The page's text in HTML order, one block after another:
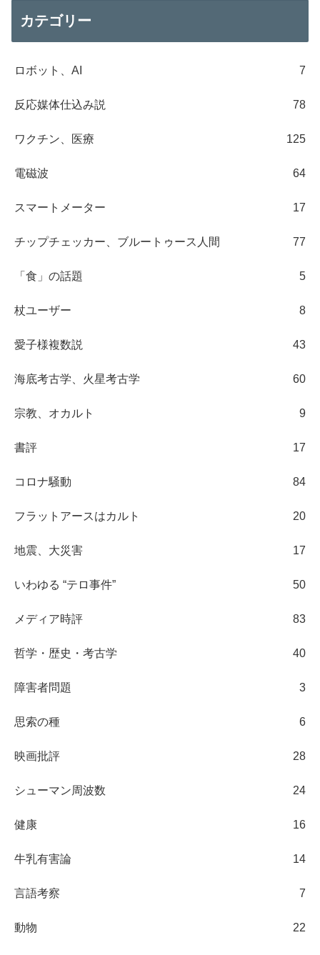
カテゴリー
ロボット、AI 7
反応媒体仕込み説 78
ワクチン、医療 125
電磁波 64
スマートメーター 17
チップチェッカー、ブルートゥース人間 77
「食」の話題 5
杖ユーザー 8
愛子様複数説 43
海底考古学、火星考古学 60
宗教、オカルト 9
書評 17
コロナ騒動 84
フラットアースはカルト 20
地震、大災害 17
いわゆる “テロ事件” 50
メディア時評 83
哲学・歴史・考古学 40
障害者問題 3
思索の種 6
映画批評 28
シューマン周波数 24
健康 16
牛乳有害論 14
言語考察 7
動物 22